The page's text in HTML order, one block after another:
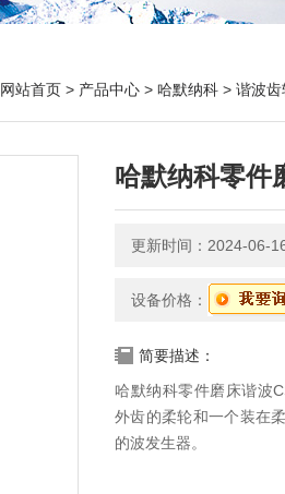
网站首页 > 产品中心 > 哈默纳科 > 谐波齿
哈默纳科零件
更新时间：2024-06-
设备价格：
简要描述：
哈默纳科零件磨床谐波
外齿的柔轮和一个装在
的波发生器。